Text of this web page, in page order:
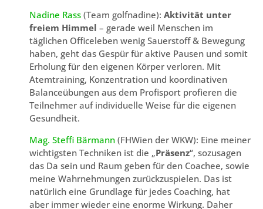
Nadine Rass (Team golfnadine): Aktivität unter
freiem Himmel – gerade weil Menschen im
täglichen Officeleben wenig Sauerstoff & Bewegung
haben, geht das Gespür für aktive Pausen und somit
Erholung für den eigenen Körper verloren. Mit
Atemtraining, Konzentration und koordinativen
Balanceübungen aus dem Profisport profieren die
Teilnehmer auf individuelle Weise für die eigenen
Gesundheit.
Mag. Steffi Bärmann (FHWien der WKW): Eine meiner
wichtigsten Techniken ist die „Präsenz“, sozusagen
das Da sein und Raum geben für den Coachee, sowie
meine Wahrnehmungen zurückzuspielen. Das ist
natürlich eine Grundlage für jedes Coaching, hat
aber immer wieder eine enorme Wirkung. Daher